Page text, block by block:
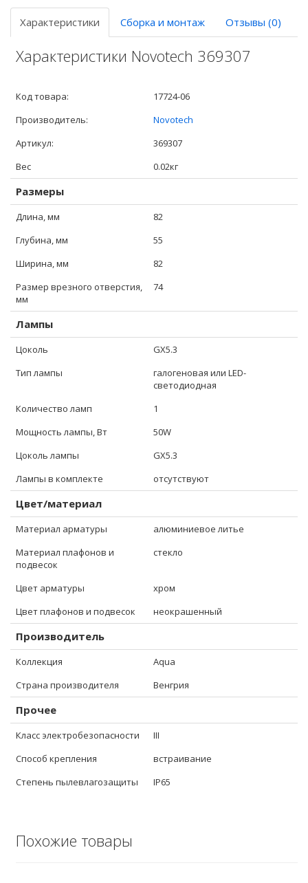
Характеристики Сборка и монтаж Отзывы (0)
Характеристики Novotech 369307
Код товара:
17724-06
Производитель:
Novotech
Артикул:
369307
Вес
0.02кг
Размеры
Длина, мм
82
Глубина, мм
55
Ширина, мм
82
Размер врезного отверстия,
мм
74
Лампы
Цоколь
GX5.3
Тип лампы
галогеновая или LED-
светодиодная
Количество ламп
1
Мощность лампы, Вт
50W
Цоколь лампы
GX5.3
Лампы в комплекте
отсутствуют
Цвет/материал
Материал арматуры
алюминиевое литье
Материал плафонов и
подвесок
стекло
Цвет арматуры
хром
Цвет плафонов и подвесок
неокрашенный
Производитель
Коллекция
Aqua
Страна производителя
Венгрия
Прочее
Класс электробезопасности
III
Способ крепления
встраивание
Степень пылевлагозащиты
IP65
Похожие товары